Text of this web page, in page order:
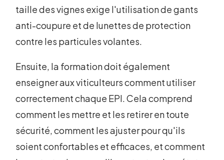
taille des vignes exige l'utilisation de gants
anti-coupure et de lunettes de protection
contre les particules volantes.
Ensuite, la formation doit également
enseigner aux viticulteurs comment utiliser
correctement chaque EPI. Cela comprend
comment les mettre et les retirer en toute
sécurité, comment les ajuster pour qu'ils
soient confortables et efficaces, et comment